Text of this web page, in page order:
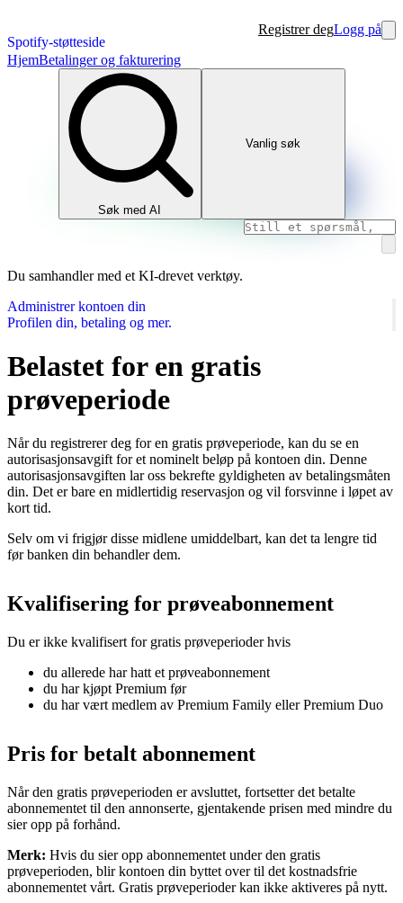
Spotify-støtteside
Registrer degLogg på
HjemBetalinger og fakturering
Søk med AI
Vanlig søk
Du samhandler med et KI-drevet verktøy.
Administrer kontoen din
Profilen din, betaling og mer.
Belastet for en gratis
prøveperiode
Når du registrerer deg for en gratis prøveperiode, kan du se en
autorisasjonsavgift for et nominelt beløp på kontoen din. Denne
autorisasjonsavgiften lar oss bekrefte gyldigheten av betalingsmåten
din. Det er bare en midlertidig reservasjon og vil forsvinne i løpet av
kort tid.
Selv om vi frigjør disse midlene umiddelbart, kan det ta lengre tid
før banken din behandler dem.
Kvalifisering for prøveabonnement
Du er ikke kvalifisert for gratis prøveperioder hvis
du allerede har hatt et prøveabonnement
du har kjøpt Premium før
du har vært medlem av Premium Family eller Premium Duo
Pris for betalt abonnement
Når den gratis prøveperioden er avsluttet, fortsetter det betalte
abonnementet til den annonserte, gjentakende prisen med mindre du
sier opp på forhånd.
Merk: Hvis du sier opp abonnementet under den gratis
prøveperioden, blir kontoen din byttet over til det kostnadsfrie
abonnementet vårt. Gratis prøveperioder kan ikke aktiveres på nytt.